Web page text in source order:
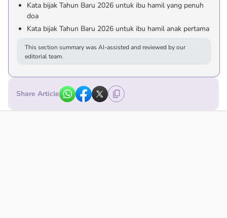
Kata bijak Tahun Baru 2026 untuk ibu hamil yang penuh
doa
Kata bijak Tahun Baru 2026 untuk ibu hamil anak pertama
This section summary was AI-assisted and reviewed by our
editorial team.
Share Article